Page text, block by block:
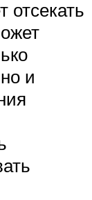
отсекать
и